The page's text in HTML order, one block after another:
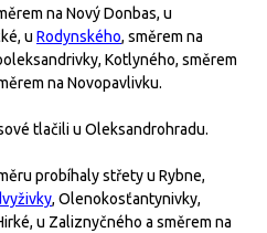
na Nový Donbas, u
u Rodynského, směrem na
Kotlyného, směrem
na Novopavlivku.
tlačili u Oleksandrohradu.
probíhaly střety u Rybne,
, Olenokosťantynivky,
u Zaliznyčného a směrem na